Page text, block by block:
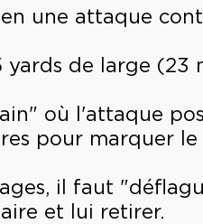
une attaque
de large (23
où l'attaque
pour marquer le
il faut
et lui retirer.